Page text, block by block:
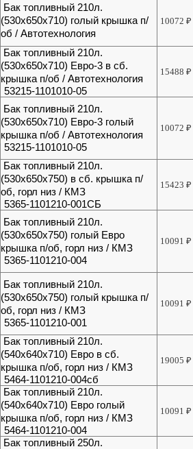
Бак топливный 210л.
(530х650х710) голый крышка п/
об / Автотехнология
10072₽
Бак топливный 210л.
(530х650х710) Евро-3 в сб.
крышка п/об / Автотехнология
53215-1101010-05
15488₽
Бак топливный 210л.
(530х650х710) Евро-3 голый
крышка п/об / Автотехнология
53215-1101010-05
10072₽
Бак топливный 210л.
(530х650х750) в сб. крышка п/
об, горл низ / КМЗ
5365-1101210-001СБ
15423₽
Бак топливный 210л.
(530х650х750) голый Евро
крышка п/об, горл низ / КМЗ
5365-1101210-004
10091₽
Бак топливный 210л.
(530х650х750) голый крышка п/
об, горл низ / КМЗ
5365-1101210-001
10091₽
Бак топливный 210л.
(540х640х710) Евро в сб.
крышка п/об, горл низ / КМЗ
5464-1101210-004сб
19005₽
Бак топливный 210л.
(540х640х710) Евро голый
крышка п/об, горл низ / КМЗ
5464-1101210-004
10091₽
Бак топливный 250л.